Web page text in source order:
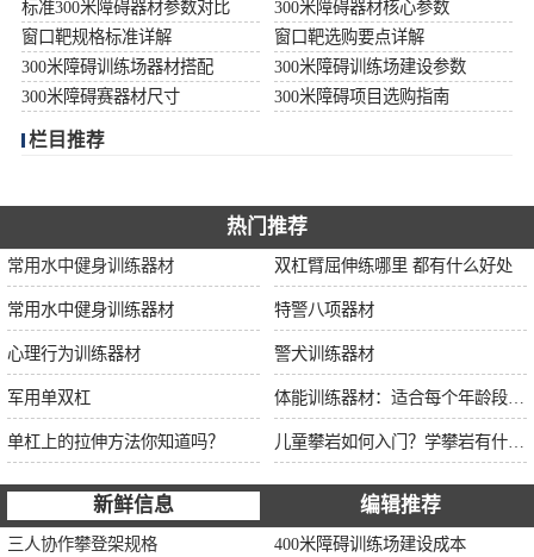
标准300米障碍器材参数对比
300米障碍器材核心参数
窗口靶规格标准详解
窗口靶选购要点详解
300米障碍训练场器材搭配
300米障碍训练场建设参数
300米障碍赛器材尺寸
300米障碍项目选购指南
栏目推荐
热门推荐
常用水中健身训练器材 双杠臂屈伸练哪里 都有什么好处
常用水中健身训练器材 特警八项器材
心理行为训练器材 警犬训练器材
军用单双杠
单杠上的拉伸方法你知道吗？
新鲜信息 编辑推荐
三人协作攀登架规格 400米障碍训练场建设成本